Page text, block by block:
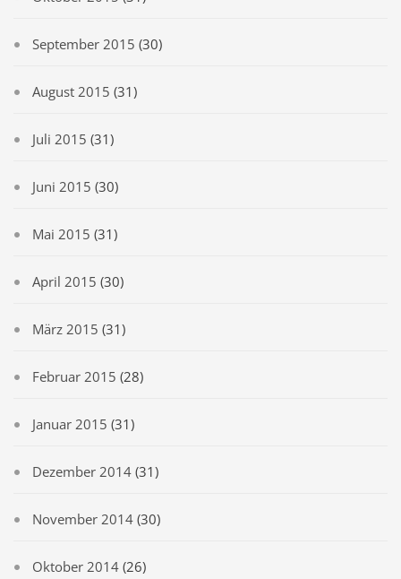
September 2015 (30)
August 2015 (31)
Juli 2015 (31)
Juni 2015 (30)
Mai 2015 (31)
April 2015 (30)
März 2015 (31)
Februar 2015 (28)
Januar 2015 (31)
Dezember 2014 (31)
November 2014 (30)
Oktober 2014 (26)